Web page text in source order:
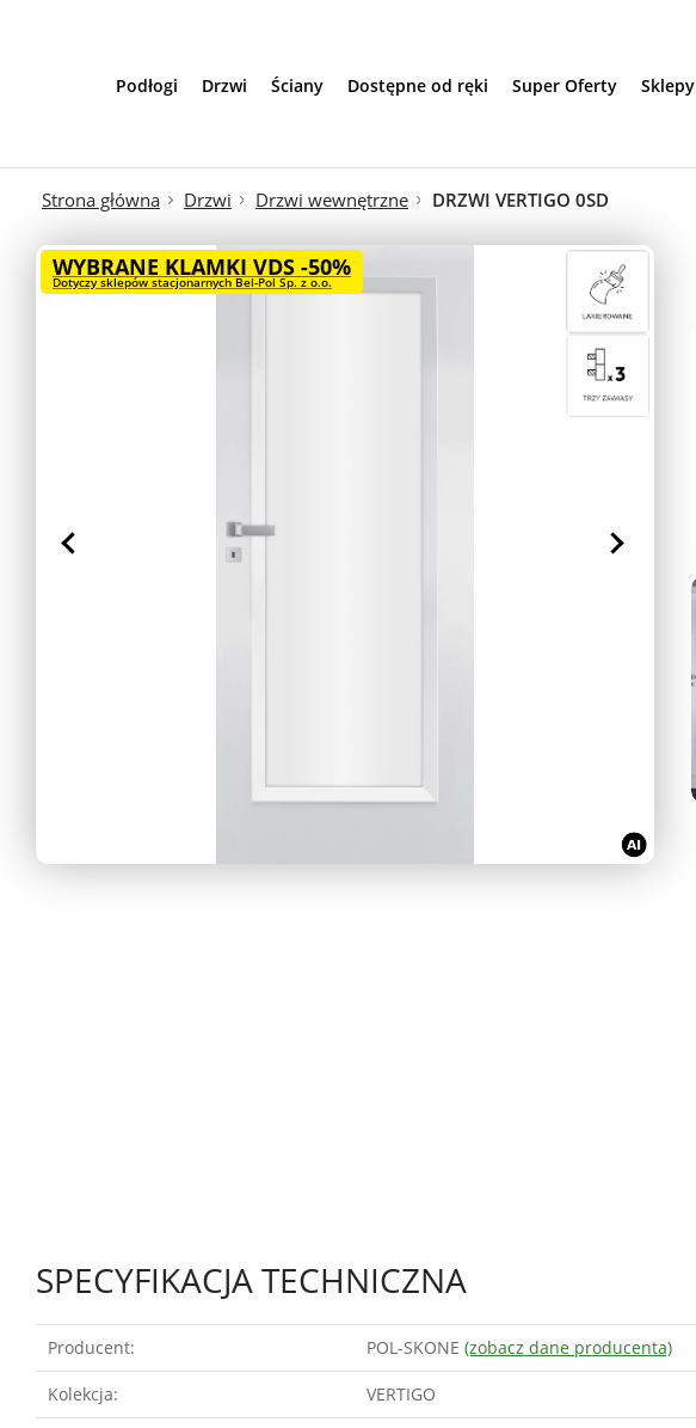
Podłogi Drzwi Ściany Dostępne od ręki Super Oferty Sklepy
Strona główna Drzwi Drzwi wewnętrzne DRZWI VERTIGO 0SD
WYBRANE KLAMKI VDS -50%
Dotyczy sklepów stacjonarnych Bel-Pol Sp. z o.o.
SPECYFIKACJA TECHNICZNA
Producent: POL-SKONE (zobacz dane producenta)
Kolekcja: VERTIGO